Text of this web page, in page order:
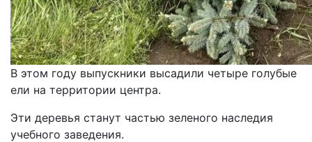
В этом году выпускники высадили четыре голубые
ели на территории центра.
Эти деревья станут частью зеленого наследия
учебного заведения.